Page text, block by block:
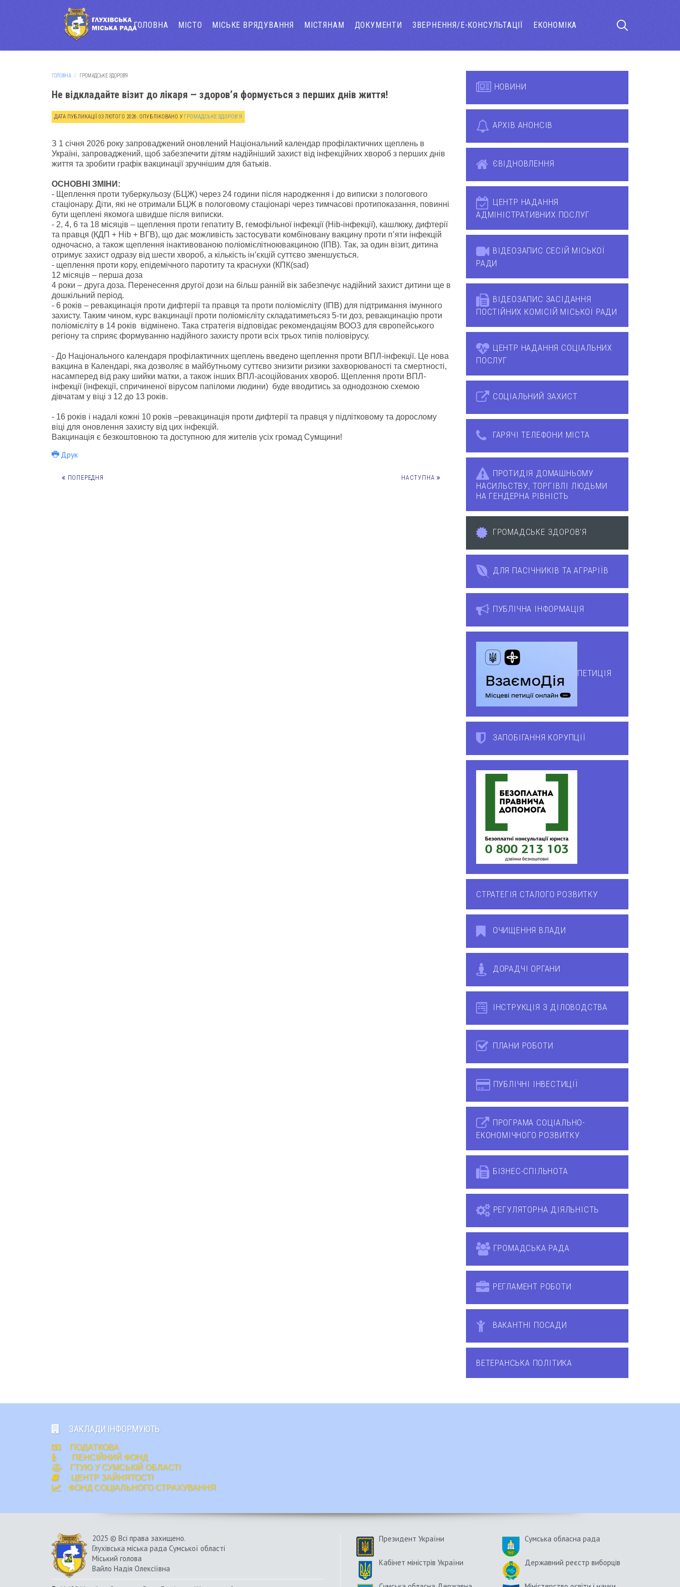
ГОЛОВНА МІСТО МІСЬКЕ ВРЯДУВАННЯ МІСТЯНАМ ДОКУМЕНТИ ЗВЕРНЕННЯ/Е-КОНСУЛЬТАЦІЇ ЕКОНОМІКА
ГОЛОВНА ГРОМАДСЬКЕ ЗДОРОВ’Я
Не відкладайте візит до лікаря — здоров’я формується з перших днів життя!
ДАТА ПУБЛИКАЦІЇ 03 ЛЮТОГО 2026. ОПУБЛІКОВАНО У ГРОМАДСЬКЕ ЗДОРОВ’Я
З 1 січня 2026 року запроваджений оновлений Національний календар профілактичних щеплень в
Україні, запроваджений, щоб забезпечити дітям надійніший захист від інфекційних хвороб з перших днів
життя та зробити графік вакцинації зручнішим для батьків.
ОСНОВНІ ЗМІНИ:
- Щеплення проти туберкульозу (БЦЖ) через 24 години після народження і до виписки з пологового
стаціонару. Діти, які не отримали БЦЖ в пологовому стаціонарі через тимчасові протипоказання, повинні
бути щеплені якомога швидше після виписки.
- 2, 4, 6 та 18 місяців – щеплення проти гепатиту B, гемофільної інфекції (Hib-інфекції), кашлюку, дифтерії
та правця (КДП + Hib + ВГB), що дає можливість застосувати комбіновану вакцину проти п’яти інфекцій
одночасно, а також щеплення інактивованою поліомієлітноювакциною (ІПВ). Так, за один візит, дитина
отримує захист одразу від шести хвороб, а кількість ін’єкцій суттєво зменшується.
- щеплення проти кору, епідемічного паротиту та краснухи (КПК(sad)
12 місяців – перша доза
4 роки – друга доза. Перенесення другої дози на більш ранній вік забезпечує надійний захист дитини ще в
дошкільний період.
- 6 років – ревакцинація проти дифтерії та правця та проти поліомієліту (ІПВ) для підтримання імунного
захисту. Таким чином, курс вакцинації проти поліомієліту складатиметьсяз 5-ти доз, ревакцинацію проти
поліомієліту в 14 років відмінено. Така стратегія відповідає рекомендаціям ВООЗ для європейського
регіону та сприяє формуванню надійного захисту проти всіх трьох типів поліовірусу.
- До Національного календаря профілактичних щеплень введено щеплення проти ВПЛ-інфекції. Це нова
вакцина в Календарі, яка дозволяє в майбутньому суттєво знизити ризики захворюваності та смертності,
насамперед від раку шийки матки, а також інших ВПЛ-асоційованих хвороб. Щеплення проти ВПЛ-
інфекції (інфекції, спричиненої вірусом папіломи людини) буде вводитись за однодозною схемою
дівчатам у віці з 12 до 13 років.
- 16 років і надалі кожні 10 років –ревакцинація проти дифтерії та правця у підлітковому та дорослому
віці для оновлення захисту від цих інфекцій.
Вакцинація є безкоштовною та доступною для жителів усіх громад Сумщини!
Друк
ПОПЕРЕДНЯ НАСТУПНА
НОВИНИ
АРХІВ АНОНСІВ
ЄВІДНОВЛЕННЯ
ЦЕНТР НАДАННЯ
АДМІНІСТРАТИВНИХ ПОСЛУГ
ВІДЕОЗАПИС СЕСІЙ МІСЬКОЇ
РАДИ
ВІДЕОЗАПИС ЗАСІДАННЯ
ПОСТІЙНИХ КОМІСІЙ МІСЬКОЇ РАДИ
ЦЕНТР НАДАННЯ СОЦІАЛЬНИХ
ПОСЛУГ
СОЦІАЛЬНИЙ ЗАХИСТ
ГАРЯЧІ ТЕЛЕФОНИ МІСТА
ПРОТИДІЯ ДОМАШНЬОМУ
НАСИЛЬСТВУ, ТОРГІВЛІ ЛЮДЬМИ
НА ГЕНДЕРНА РІВНІСТЬ
ГРОМАДСЬКЕ ЗДОРОВ’Я
ДЛЯ ПАСІЧНИКІВ ТА АГРАРІЇВ
ПУБЛІЧНА ІНФОРМАЦІЯ
ПЕТИЦІЯ
ЗАПОБІГАННЯ КОРУПЦІЇ
СТРАТЕГІЯ СТАЛОГО РОЗВИТКУ
ОЧИЩЕННЯ ВЛАДИ
ДОРАДЧІ ОРГАНИ
ІНСТРУКЦІЯ З ДІЛОВОДСТВА
ПЛАНИ РОБОТИ
ПУБЛІЧНІ ІНВЕСТИЦІЇ
ПРОГРАМА СОЦІАЛЬНО-
ЕКОНОМІЧНОГО РОЗВИТКУ
БІЗНЕС-СПІЛЬНОТА
РЕГУЛЯТОРНА ДІЯЛЬНІСТЬ
ГРОМАДСЬКА РАДА
РЕГЛАМЕНТ РОБОТИ
ВАКАНТНІ ПОСАДИ
ВЕТЕРАНСЬКА ПОЛІТИКА
ЗАКЛАДИ ІНФОРМУЮТЬ
ПОДАТКОВА
ПЕНСІЙНИЙ ФОНД
ГТУЮ У СУМСЬКІЙ ОБЛАСТІ
ЦЕНТР ЗАЙНЯТОСТІ
ФОНД СОЦІАЛЬНОГО СТРАХУВАННЯ
2025 © Всі права захищено.
Глухівська міська рада Сумської області
Міський голова
Вайло Надія Олексіївна
Президент України Сумська обласна рада
Кабінет міністрів України Державний реєстр виборців